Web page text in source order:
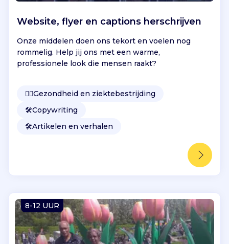
Website, flyer en captions herschrijven
Onze middelen doen ons tekort en voelen nog
rommelig. Help jij ons met een warme,
professionele look die mensen raakt?
👩‍⚕️Gezondheid en ziektebestrijding
🛠️Copywriting
🛠️Artikelen en verhalen
8-12 UUR